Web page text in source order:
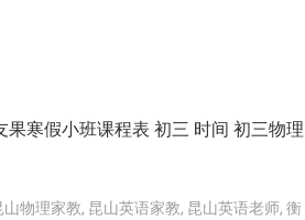
寒假小班课程表 初三 时间 初三物理
山物理家教, 昆山英语家教, 昆山英语老师, 衡